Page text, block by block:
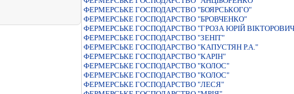
ФЕРМЕРСЬКЕ ГОСПОДАРСТВО "БОЯРСЬКОГО"
ФЕРМЕРСЬКЕ ГОСПОДАРСТВО "БРОВЧЕНКО"
ФЕРМЕРСЬКЕ ГОСПОДАРСТВО "ГРОЗА ЮРIЙ
ФЕРМЕРСЬКЕ ГОСПОДАРСТВО "ЗЕНIТ"
ФЕРМЕРСЬКЕ ГОСПОДАРСТВО "КАПУСТЯН Р.А."
ФЕРМЕРСЬКЕ ГОСПОДАРСТВО "КАРIН"
ФЕРМЕРСЬКЕ ГОСПОДАРСТВО "КОЛОС"
ФЕРМЕРСЬКЕ ГОСПОДАРСТВО "КОЛОС"
ФЕРМЕРСЬКЕ ГОСПОДАРСТВО "ЛЕСЯ"